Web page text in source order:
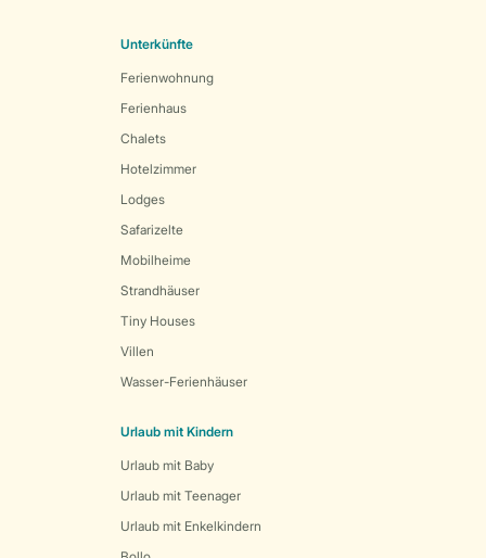
Unterkünfte
Ferienwohnung
Ferienhaus
Chalets
Hotelzimmer
Lodges
Safarizelte
Mobilheime
Strandhäuser
Tiny Houses
Villen
Wasser-Ferienhäuser
Urlaub mit Kindern
Urlaub mit Baby
Urlaub mit Teenager
Urlaub mit Enkelkindern